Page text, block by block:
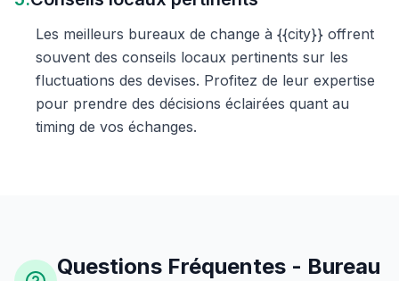
Les meilleurs bureaux de change à {{city}} offrent
souvent des conseils locaux pertinents sur les
fluctuations des devises. Profitez de leur expertise
pour prendre des décisions éclairées quant au
timing de vos échanges.
Questions Fréquentes - Bureau